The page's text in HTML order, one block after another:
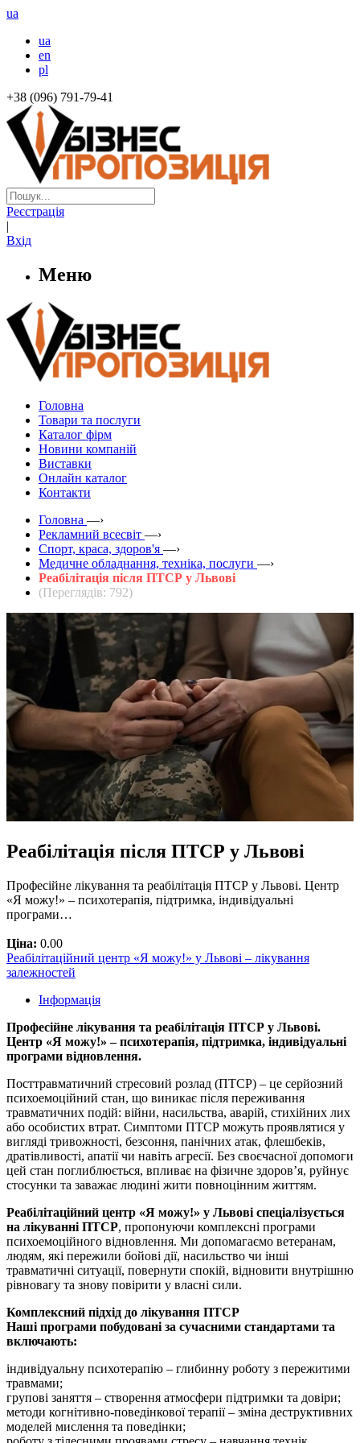
ua
ua
en
pl
+38 (096) 791-79-41
Реєстрація
|
Вхід
Меню
Головна
Товари та послуги
Каталог фірм
Новини компаній
Виставки
Онлайн каталог
Контакти
Головна —›
Рекламний всесвіт —›
Спорт, краса, здоров'я —›
Медичне обладнання, техніка, послуги —›
Реабілітація після ПТСР у Львові
(Переглядів: 792)
Реабілітація після ПТСР у Львові
Професійне лікування та реабілітація ПТСР у Львові. Центр
«Я можу!» – психотерапія, підтримка, індивідуальні
програми…
Ціна: 0.00
Реабілітаційний центр «Я можу!» у Львові – лікування
залежностей
Інформація
Професійне лікування та реабілітація ПТСР у Львові.
Центр «Я можу!» – психотерапія, підтримка, індивідуальні
програми відновлення.
Посттравматичний стресовий розлад (ПТСР) – це серйозний
психоемоційний стан, що виникає після переживання
травматичних подій: війни, насильства, аварій, стихійних лих
або особистих втрат. Симптоми ПТСР можуть проявлятися у
вигляді тривожності, безсоння, панічних атак, флешбеків,
дратівливості, апатії чи навіть агресії. Без своєчасної допомоги
цей стан поглиблюється, впливає на фізичне здоров’я, руйнує
стосунки та заважає людині жити повноцінним життям.
Реабілітаційний центр «Я можу!» у Львові спеціалізується
на лікуванні ПТСР, пропонуючи комплексні програми
психоемоційного відновлення. Ми допомагаємо ветеранам,
людям, які пережили бойові дії, насильство чи інші
травматичні ситуації, повернути спокій, відновити внутрішню
рівновагу та знову повірити у власні сили.
Комплексний підхід до лікування ПТСР
Наші програми побудовані за сучасними стандартами та
включають:
індивідуальну психотерапію – глибинну роботу з пережитими
травмами;
групові заняття – створення атмосфери підтримки та довіри;
методи когнітивно-поведінкової терапії – зміна деструктивних
моделей мислення та поведінки;